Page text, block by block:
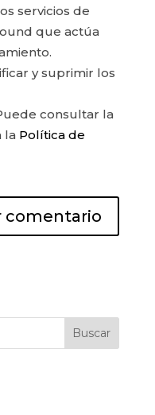
servicios de
que actúa
y suprimir los
consultar la
la Política de